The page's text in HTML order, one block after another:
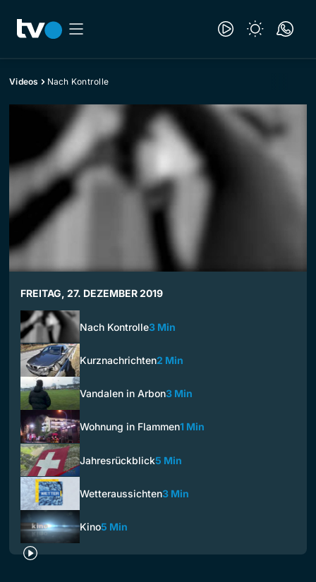
Videos Nach Kontrolle
FREITAG, 27. DEZEMBER 2019
Nach Kontrolle3 Min
Kurznachrichten2 Min
Vandalen in Arbon3 Min
Wohnung in Flammen1 Min
Jahresrückblick5 Min
Wetteraussichten3 Min
Kino5 Min